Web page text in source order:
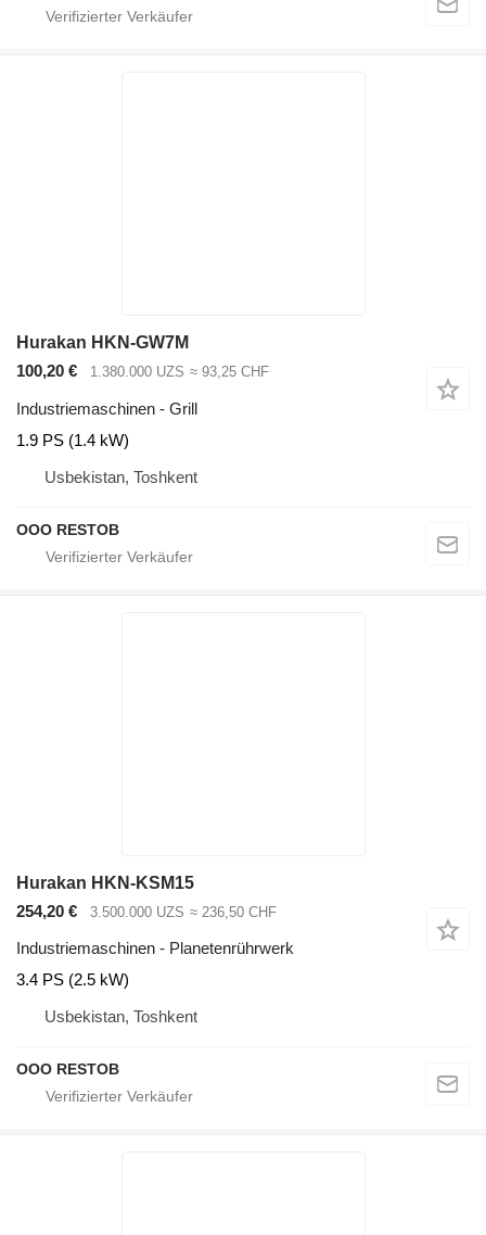
Hurakan HKN-GW7M
100,20 €
1.380.000 UZS ≈ 93,25 CHF
Industriemaschinen - Grill
1.9 PS (1.4 kW)
Usbekistan, Toshkent
OOO RESTOB
Hurakan HKN-KSM15
254,20 €
3.500.000 UZS ≈ 236,50 CHF
Industriemaschinen - Planetenrührwerk
3.4 PS (2.5 kW)
Usbekistan, Toshkent
OOO RESTOB